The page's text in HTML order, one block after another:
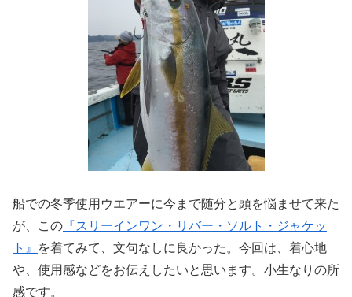
船での冬季使用ウエアーに今まで随分と頭を悩ませて来た
が、この 『スリーインワン・リバー・ソルト・ジャケッ
ト』
を着てみて、文句なしに良かった。今回は、着心地
や、使用感などをお伝えしたいと思います。小生なりの所
感です。